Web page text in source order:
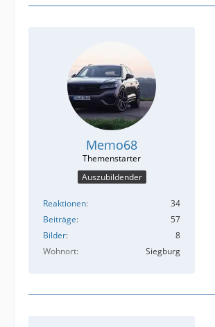
Memo68
Auszubildender
Reaktionen
34
Beiträge
57
Bilder
8
Wohnort
Siegburg